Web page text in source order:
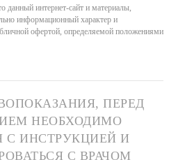
интернет-сайт и материалы,
информационный характер и
офертой, определяемой положениями
ПЕРЕД
НЕОБХОДИМО
С ИНСТРУКЦИЕЙ И
С ВРАЧОМ